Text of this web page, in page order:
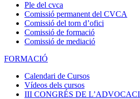
Ple del cvca
Comissió permanent del CVCA
Comissió del torn d’ofici
Comissió de formació
Comissió de mediació
FORMACIÓ
Calendari de Cursos
Vídeos dels cursos
III CONGRÉS DE